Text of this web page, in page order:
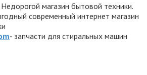
магазин бытовой техники.
современный интернет магазин
- запчасти для стиральных машин